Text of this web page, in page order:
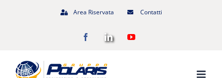
Area Riservata Contatti
FacebookLinkedInYouTube